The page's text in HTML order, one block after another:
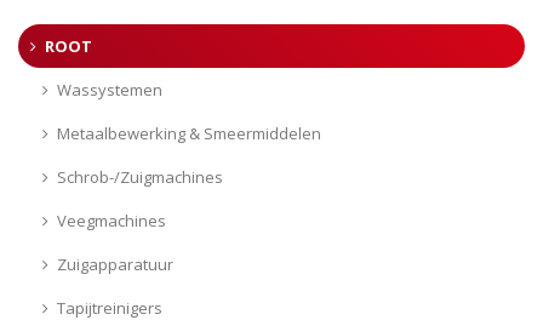
ROOT
Wassystemen
Metaalbewerking & Smeermiddelen
Schrob-/Zuigmachines
Veegmachines
Zuigapparatuur
Tapijtreinigers